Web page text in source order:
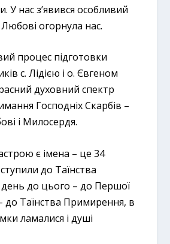
У нас з’явився особливий
огорнула нас.
процес підготовки
с. Лідією і о. Євгеном
духовний спектр
Господніх Скарбів –
і Милосердя.
є імена – це 34
до Таїнства
день до цього – до Першої
до Таїнства Примирення, в
ламалися і душі